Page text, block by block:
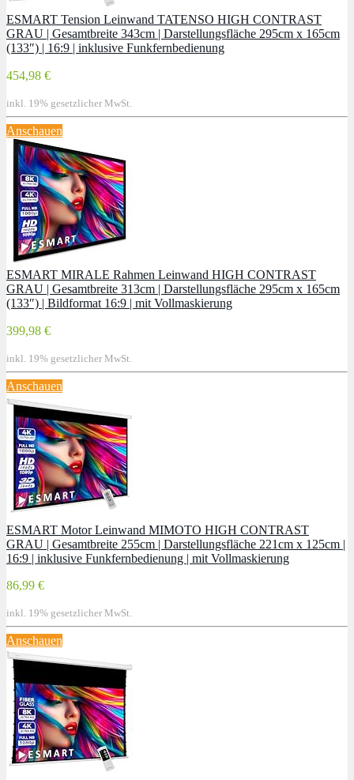
ESMART Tension Leinwand TATENSO HIGH CONTRAST
GRAU | Gesamtbreite 343cm | Darstellungsfläche 295cm x 165cm
(133″) | 16:9 | inklusive Funkfernbedienung
454,98 €
inkl. 19% gesetzlicher MwSt.
Anschauen
ESMART MIRALE Rahmen Leinwand HIGH CONTRAST
GRAU | Gesamtbreite 313cm | Darstellungsfläche 295cm x 165cm
(133″) | Bildformat 16:9 | mit Vollmaskierung
399,98 €
inkl. 19% gesetzlicher MwSt.
Anschauen
ESMART Motor Leinwand MIMOTO HIGH CONTRAST
GRAU | Gesamtbreite 255cm | Darstellungsfläche 221cm x 125cm |
16:9 | inklusive Funkfernbedienung | mit Vollmaskierung
86,99 €
inkl. 19% gesetzlicher MwSt.
Anschauen